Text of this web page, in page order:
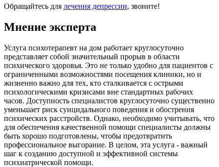
Обращайтесь для лечения депрессии, звоните!
Мнение эксперта
Услуга психотерапевт на дом работает круглосуточно
представляет собой значительный прорыв в области
психического здоровья. Это не только удобно для пациентов с
ограниченными возможностями посещения клиники, но и
жизненно важно для тех, кто сталкивается с острыми
психологическими кризисами вне стандартных рабочих
часов. Доступность специалистов круглосуточно существенно
уменьшает риск суицидального поведения и обострения
психических расстройств. Однако, необходимо учитывать, что
для обеспечения качественной помощи специалисты должны
быть хорошо подготовлены, чтобы предотвратить
профессиональное выгорание. В целом, эта услуга - важный
шаг к созданию доступной и эффективной системы
психиатрической помощи.